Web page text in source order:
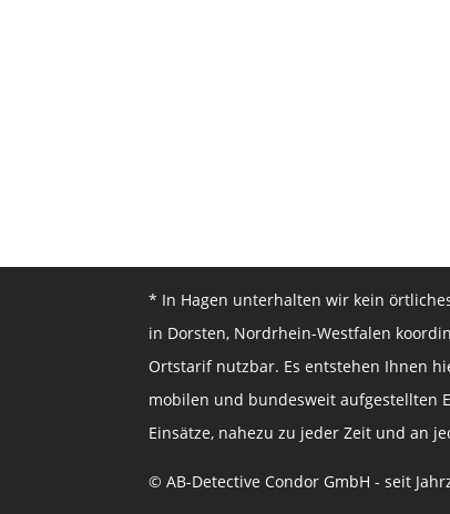
* In Hagen unterhalten wir kein
in Dorsten, Nordrhein-Westfalen
Ortstarif nutzbar. Es entstehen Ihnen
mobilen und bundesweit aufgestellten
Einsätze, nahezu zu jeder Zeit und an
© AB-Detective Condor GmbH - seit